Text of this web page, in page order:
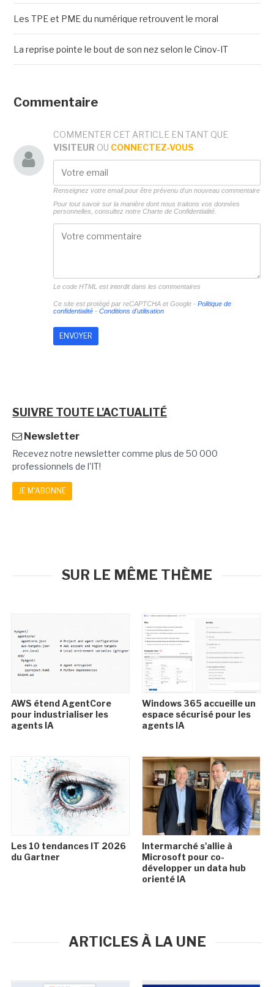
Les TPE et PME du numérique retrouvent le moral
La reprise pointe le bout de son nez selon le Cinov-IT
Commentaire
COMMENTER CET ARTICLE EN TANT QUE
VISITEUR OU CONNECTEZ-VOUS
Renseignez votre email pour être prévenu d'un nouveau commentaire
Pour tout savoir sur la manière dont nous traitons vos données
personnelles, consultez notre Charte de Confidentialité.
Le code HTML est interdit dans les commentaires
Ce site est protégé par reCAPTCHA et Google - Politique de
confidentialité- Conditions d'utilisation
SUIVRE TOUTE L'ACTUALITÉ
Newsletter
Recevez notre newsletter comme plus de 50 000
professionnels de l'IT!
JE M'ABONNE
SUR LE MÊME THÈME
AWS étend AgentCore
pour industrialiser les
agents IA
Windows 365 accueille un
espace sécurisé pour les
agents IA
Les 10 tendances IT 2026
du Gartner
Intermarché s'allie à
Microsoft pour co-
développer un data hub
orienté IA
ARTICLES À LA UNE